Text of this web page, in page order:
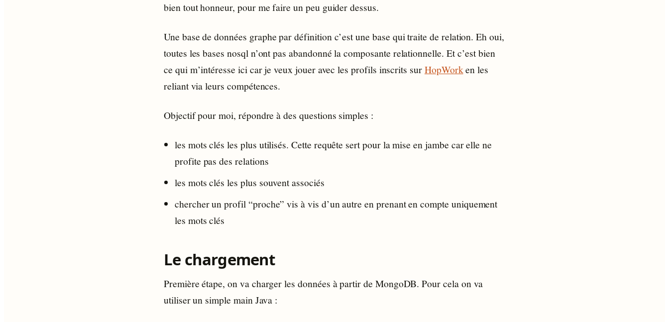
bien tout honneur, pour me faire un peu guider dessus.
Une base de données graphe par définition c’est une base qui traite de relation. Eh oui,
toutes les bases nosql n’ont pas abandonné la composante relationnelle. Et c’est bien
ce qui m’intéresse ici car je veux jouer avec les profils inscrits surHopWorken les
reliant via leurs compétences.
Objectif pour moi, répondre à des questions simples :
les mots clés les plus utilisés. Cette requête sert pour la mise en jambe car elle ne
profite pas des relations
les mots clés les plus souvent associés
chercher un profil “proche” vis à vis d’un autre en prenant en compte uniquement
les mots clés
Le chargement
Première étape, on va charger les données à partir de MongoDB. Pour cela on va
utiliser un simple main Java :